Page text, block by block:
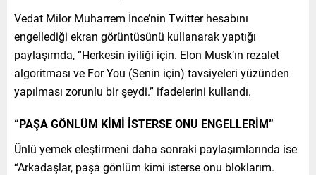
Vedat Milor Muharrem İnce’nin Twitter hesabını
engellediği ekran görüntüsünü kullanarak yaptığı
paylaşımda, “Herkesin iyiliği için. Elon Musk’ın rezalet
algoritması ve For You (Senin için) tavsiyeleri yüzünden
yapılması zorunlu bir şeydi.” ifadelerini kullandı.
“PAŞA GÖNLÜM KİMİ İSTERSE ONU ENGELLERİM”
Ünlü yemek eleştirmeni daha sonraki paylaşımlarında ise
“Arkadaşlar, paşa gönlüm kimi isterse onu bloklarım.